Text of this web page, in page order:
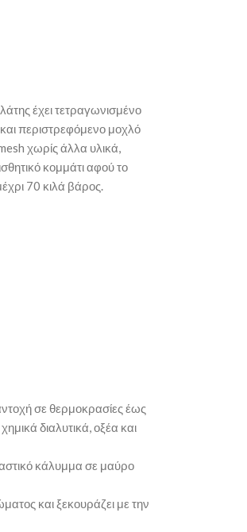
έχει τετραγωνισμένο
περιστρεφόμενο μοχλό
χωρίς άλλα υλικά,
κομμάτι αφού το
70 κιλά βάρος.
σε θερμοκρασίες έως
διαλυτικά, οξέα και
κάλυμμα σε μαύρο
και ξεκουράζει με την